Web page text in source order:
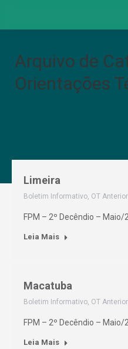
Arquivo de
Orientações
Limeira
Boletim Informativo, OT
FPM – 2º Decêndio – Maio/
Leia Mais
Macatuba
Boletim Informativo, OT
FPM – 2º Decêndio – Maio/
Leia Mais